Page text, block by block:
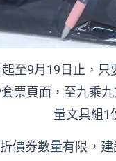
至9月19日止，
票頁面，至九乘
量文具組1
價券數量有限，